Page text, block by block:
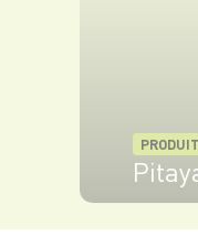
PRODUIT